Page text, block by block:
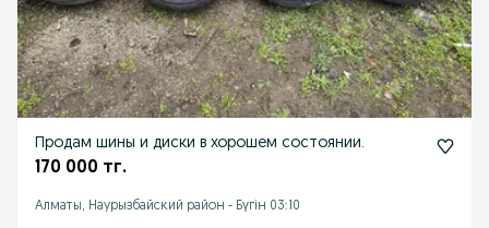
Продам шины и диски в хорошем состоянии.
170 000 тг.
Алматы, Наурызбайский район - Бүгін 03:10